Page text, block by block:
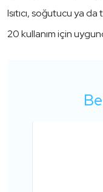
Isıtıcı, soğutucu ya
20 kullanım için